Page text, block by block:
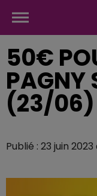
50€
PAGNY
(23/06)
Publié : 23 juin